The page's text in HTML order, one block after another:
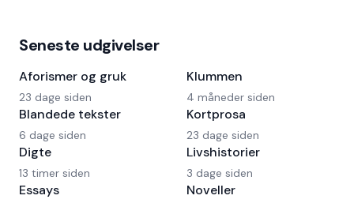
Seneste udgivelser
Aforismer og gruk
23 dage siden
Blandede tekster
6 dage siden
Digte
13 timer siden
Essays
Klummen
4 måneder siden
Kortprosa
23 dage siden
Livshistorier
3 dage siden
Noveller